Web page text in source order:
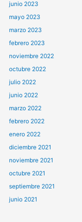
junio 2023
mayo 2023
marzo 2023
febrero 2023
noviembre 2022
octubre 2022
julio 2022
junio 2022
marzo 2022
febrero 2022
enero 2022
diciembre 2021
noviembre 2021
octubre 2021
septiembre 2021
junio 2021